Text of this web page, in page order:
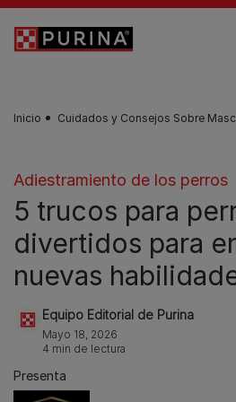
Skip to main content
Inicio Cuidados y Consejos Sobre
Adiestramiento de los perros
5 trucos para
divertidos para
nuevas
Equipo Editorial de Purina
Mayo 18, 2026
4 min de lectura
Presenta